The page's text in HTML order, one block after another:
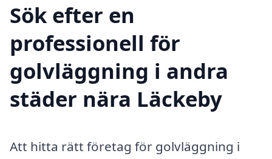
Sök efter en
professionell för
golvläggning i andra
städer nära Läckeby
Att hitta rätt företag för golvläggning i